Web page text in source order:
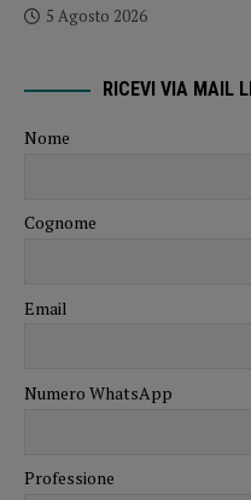
5 Agosto 2026
RICEVI VIA MAIL
Nome
Cognome
Email
Numero WhatsApp
Professione